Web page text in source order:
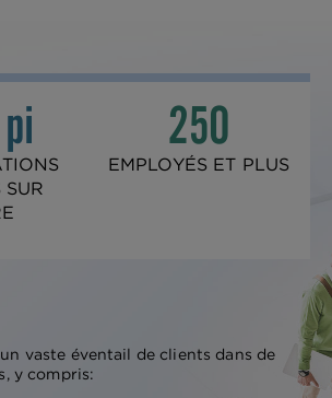
SUR
250
EMPLOYÉS ET PLUS
vaste éventail de clients dans de
y compris: